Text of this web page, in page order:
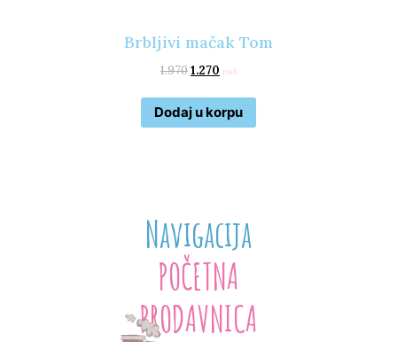
Brbljivi mačak Tom
1.9701.270 rsd
Dodaj u korpu
Navigacija
POČETNA
PRODAVNICA